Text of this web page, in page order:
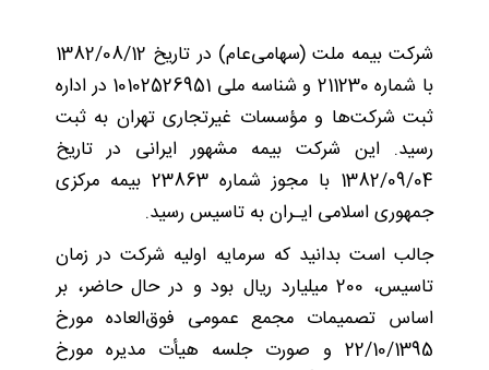
شرکت بیمه ملت (سهامی‌عام) در تاریخ 1382/08/12
با شماره 211230 و شناسه ملی 10102526951 در اداره
ثبت شرکت‌ها و مؤسسات غیرتجاری تهران به ثبت
رسید. این شرکت بیمه مشهور ایرانی در تاریخ
1382/09/04 با مجوز شماره 23863 بیمه مرکزی
جمهوری اسلامی ‌ایـران به تاسیس رسید.
جالب است بدانید که سرمایه اولیه شرکت در زمان
تاسیس، 200 میلیارد ریال بود و در حال حاضر، بر
اساس تصمیمات مجمع عمومی ‌فوق‌العاده مورخ
22/10/1395 و صورت‌ جلسه هیأت ‌مدیره مورخ